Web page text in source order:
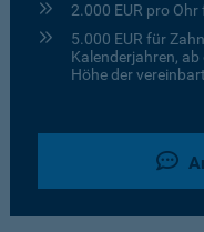
2.000 EUR pro
5.000 EUR für
Kalenderjahren,
Höhe der